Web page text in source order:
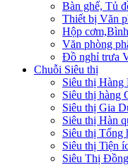
Bàn ghế, Tủ
Thiết bị Văn
Hộp
Văn phòng
Đồ nghỉ trưa
Chuỗi Siêu thị
Siêu thị Hàng
Siêu thị hàng
Siêu thị Gia
Siêu thị Hàn
Siêu thị Tổng
Siêu thị Tiện
Siêu Thị